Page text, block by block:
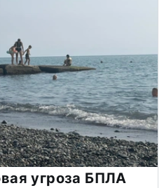
угроза БПЛА